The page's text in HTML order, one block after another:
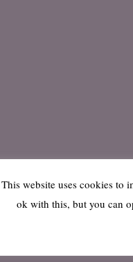
This website uses cookies to
ok with this, but you can